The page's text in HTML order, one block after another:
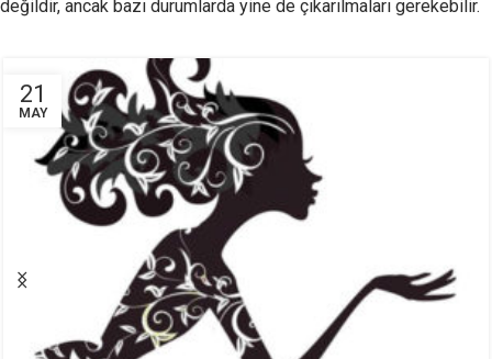
değildir, ancak bazı durumlarda yine de çıkarılmaları gerekebilir.
21
MAY